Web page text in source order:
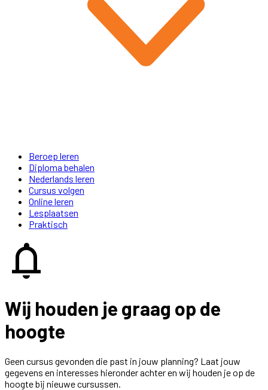
Beroep leren
Diploma behalen
Nederlands leren
Cursus volgen
Online leren
Lesplaatsen
Praktisch
notifications
Wij houden je graag op de
hoogte
Geen cursus gevonden die past in jouw planning? Laat jouw
gegevens en interesses hieronder achter en wij houden je op de
hoogte bij nieuwe cursussen.